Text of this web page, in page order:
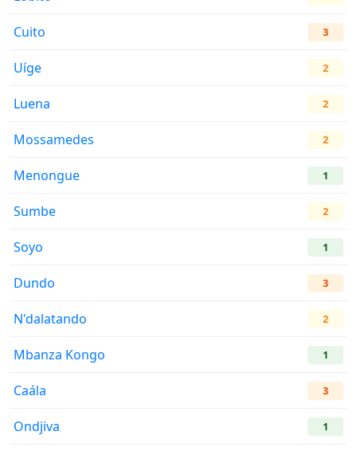
Cuito 3
Uíge 2
Luena 2
Mossamedes 2
Menongue 1
Sumbe 2
Soyo 1
Dundo 3
N'dalatando 2
Mbanza Kongo 1
Caála 3
Ondjiva 1